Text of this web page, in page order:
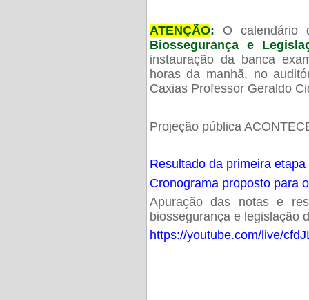
ATENÇÃO: O calendário
Biossegurança e
instauração da banca
horas da manhã, no
Caxias Professor Geraldo
Projeção pública
Resultado da primeira
Cronograma proposto para
Apuração das notas e
biossegurança e legislação
https://youtube.com/live/